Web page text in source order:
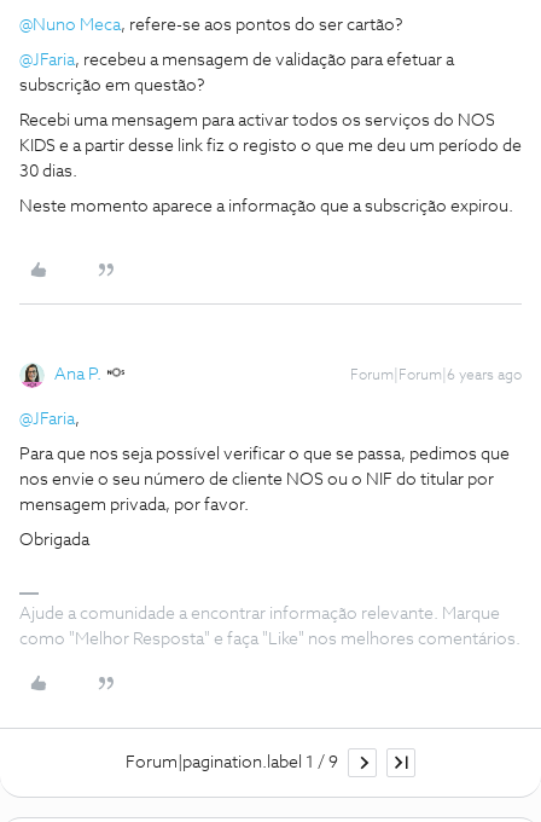
@Nuno Meca, refere-se aos pontos do ser cartão?
@JFaria, recebeu a mensagem de validação para efetuar a
subscrição em questão?
Recebi uma mensagem para activar todos os serviços do NOS
KIDS e a partir desse link fiz o registo o que me deu um período de
30 dias.
Neste momento aparece a informação que a subscrição expirou.
Ana P. Forum|Forum|6 years ago
@JFaria,
Para que nos seja possível verificar o que se passa, pedimos que
nos envie o seu número de cliente NOS ou o NIF do titular por
mensagem privada, por favor.
Obrigada
Ajude a comunidade a encontrar informação relevante. Marque
como "Melhor Resposta" e faça "Like" nos melhores comentários.
Forum|pagination.label 1 / 9